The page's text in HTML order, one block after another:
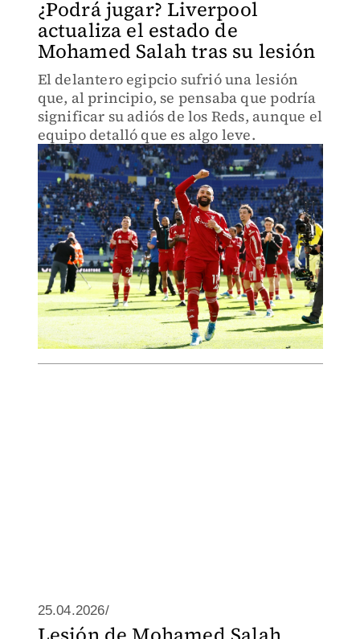
¿Podrá jugar? Liverpool
actualiza el estado de
Mohamed Salah tras su lesión
El delantero egipcio sufrió una lesión
que, al principio, se pensaba que podría
significar su adiós de los Reds, aunque el
equipo detalló que es algo leve.
25.04.2026/